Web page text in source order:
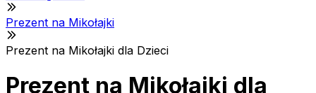
Prezent na Mikołajki
Prezent na Mikołajki dla Dzieci
Prezent na Mikołajki dla